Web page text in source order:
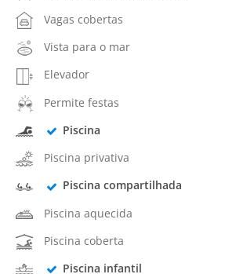
Vagas cobertas
Vista para o mar
Elevador
Permite festas
Piscina
Piscina privativa
Piscina compartilhada
Piscina aquecida
Piscina coberta
Piscina infantil